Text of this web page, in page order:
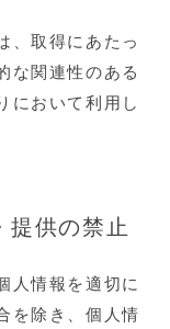
、取得にあたっ
な関連性のある
において利用し
提供の禁止
人情報を適切に
を除き、個人情